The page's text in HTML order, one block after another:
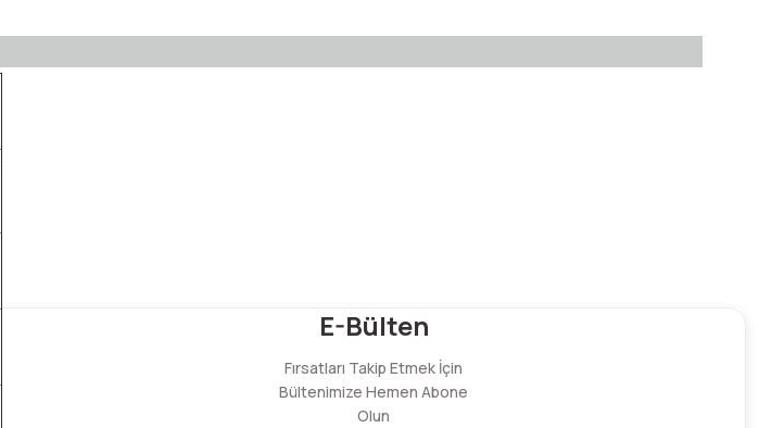
Yorum Yaz
E-Bülten
Fırsatları Takip Etmek İçin
Bültenimize Hemen Abone
Olun